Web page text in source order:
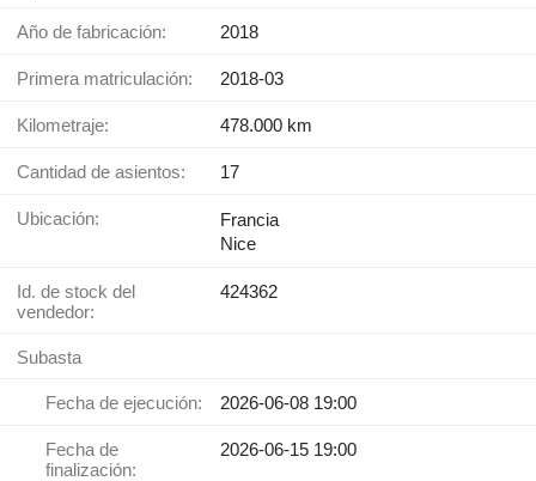
Año de fabricación: 2018
Primera matriculación: 2018-03
Kilometraje: 478.000 km
Cantidad de asientos: 17
Ubicación:
Francia
Nice
Id. de stock del
vendedor:
424362
Subasta
Fecha de ejecución: 2026-06-08 19:00
Fecha de
finalización:
2026-06-15 19:00